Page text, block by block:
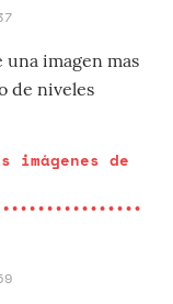
imagen mas
de niveles
imágenes de